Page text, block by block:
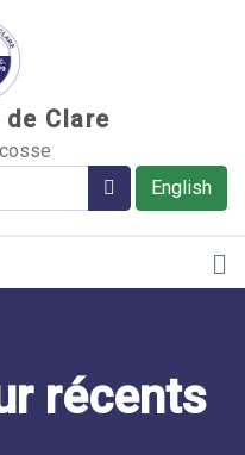
Clare
English
Rechercher
récents